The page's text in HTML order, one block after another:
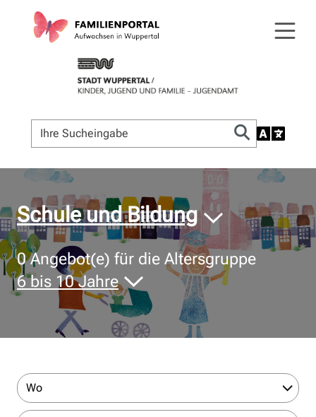
© Bildnachweis
Schule und Bildung
0Angebot(e) für die Altersgruppe
6 bis 10 Jahre
Wo